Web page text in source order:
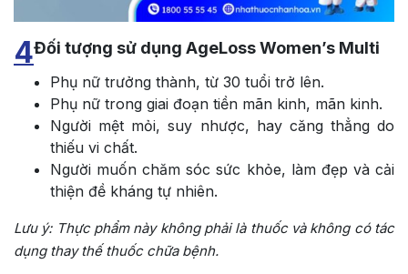
4Đối tượng sử dụng AgeLoss Women’s Multi
Phụ nữ trưởng thành, từ 30 tuổi trở lên.
Phụ nữ trong giai đoạn tiền mãn kinh, mãn kinh.
Người mệt mỏi, suy nhược, hay căng thẳng do
thiếu vi chất.
Người muốn chăm sóc sức khỏe, làm đẹp và cải
thiện đề kháng tự nhiên.
Lưu ý: Thực phẩm này không phải là thuốc và không có tác
dụng thay thế thuốc chữa bệnh.